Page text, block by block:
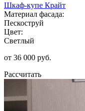
Шкаф-купе Крайт
Материал фасада:
Пескоструй
Цвет:
Светлый
от 36 000 руб.
Рассчитать